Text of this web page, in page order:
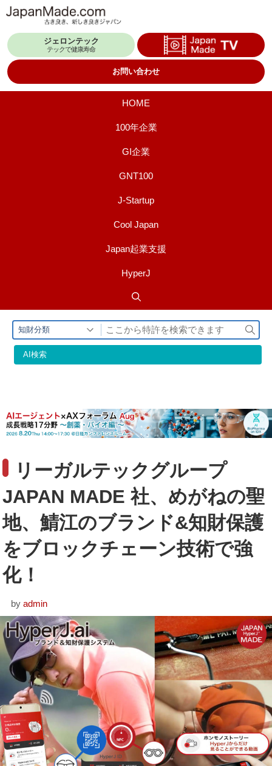
テ
ジェロンテック
テックで健康寿命
お問い合わせ
HOME
100年企業
GI企業
GNT100
J-Startup
Cool Japan
Japan起業支援
HyperJ
知財分類
検
索
AI検索
リーガルテックグループ
JAPAN MADE 社、めがねの聖
地、鯖江のブランド&知財保護
をブロックチェーン技術で強
化！
by admin